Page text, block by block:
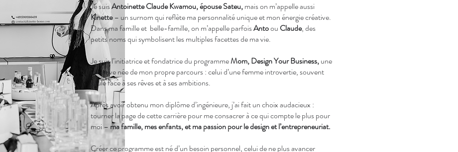
Je suisAntoinette Claude Kwamou, épouse Sateu,mais on m’appelle aussi
Kinette– un surnom qui reflète ma personnalité unique et mon énergie créative.
Dans ma famille et belle-famille, on m’appelle parfoisAntoou Claude, des
petits noms qui symbolisent les multiples facettes de ma vie.
Je suis l’initiatrice et fondatrice du programmeMom, Design Your Business,une
initiative née de mon propre parcours : celui d’une femme introvertie, souvent
seule face à ses rêves et à ses ambitions.
Après avoir obtenu mon diplôme d’ingénieure, j’ai fait un choix audacieux :
tourner la page de cette carrière pour me consacrer à ce qui compte le plus pour
moi – ma famille, mes enfants, et ma passion pour le design et l’entrepreneuriat.
Créer ce programme est né d’un besoin personnel, celui de ne plus avancer